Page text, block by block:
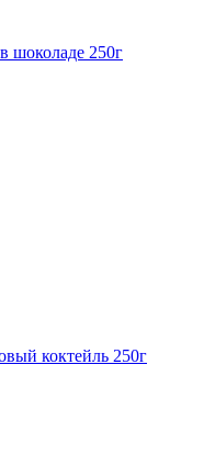
шоколаде 250г
коктейль 250г